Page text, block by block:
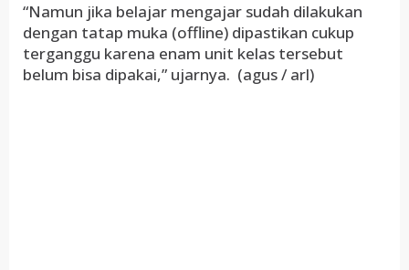
“Namun jika belajar mengajar sudah dilakukan
dengan tatap muka (offline) dipastikan cukup
terganggu karena enam unit kelas tersebut
belum bisa dipakai,” ujarnya. (agus / arl)